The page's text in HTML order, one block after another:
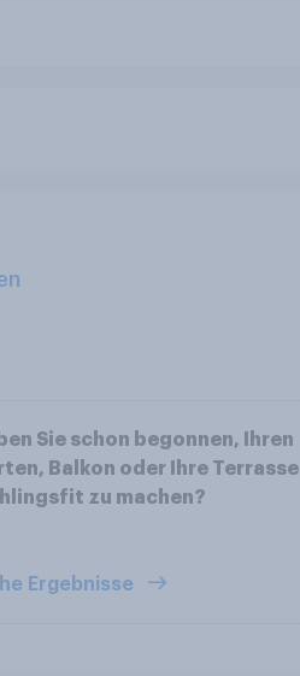
Sie schon begonnen, Ihren
Balkon oder Ihre Terrasse
zu machen?
Ergebnisse